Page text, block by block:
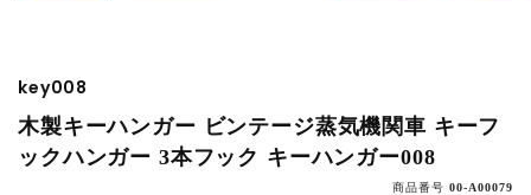
key008
木製キーハンガー ビンテージ蒸気機関車 キーフ
ックハンガー 3本フック キーハンガー008
商品番号 00-A00079